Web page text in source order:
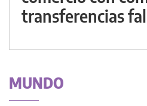
transferencias
MUNDO